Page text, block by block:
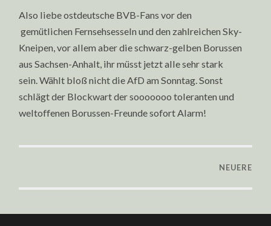
Also liebe ostdeutsche BVB-Fans vor den
gemütlichen Fernsehsesseln und den zahlreichen Sky-
Kneipen, vor allem aber die schwarz-gelben Borussen
aus Sachsen-Anhalt, ihr müsst jetzt alle sehr stark
sein. Wählt bloß nicht die AfD am Sonntag. Sonst
schlägt der Blockwart der sooooooo toleranten und
weltoffenen Borussen-Freunde sofort Alarm!
NEUERE